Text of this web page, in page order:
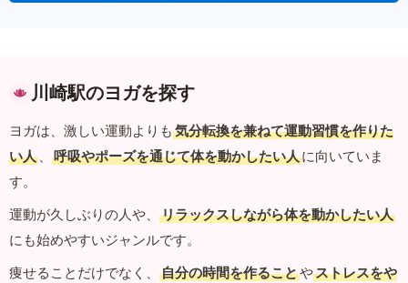
川崎駅のヨガを探す
ヨガは、激しい運動よりも 気分転換を兼ねて運動習慣を作りた
い人 、 呼吸やポーズを通じて体を動かしたい人に向いていま
す。
運動が久しぶりの人や、
リラックスしながら体を動かしたい人
にも始めやすいジャンルです。
痩せることだけでなく、
自分の時間を作ることやストレスをや